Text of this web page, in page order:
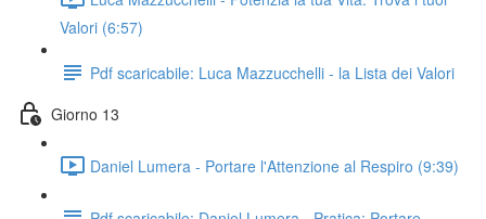
Valori (6:57)
Pdf scaricabile: Luca Mazzucchelli - la Lista dei Valori
Giorno 13
Daniel Lumera - Portare l'Attenzione al Respiro (9:39)